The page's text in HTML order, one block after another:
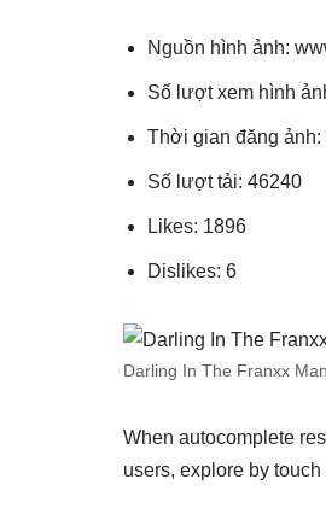
Nguồn hình ảnh:
Số lượt xem hình
Thời gian đăng ảnh:
Số lượt tải: 46240
Likes: 1896
Dislikes: 6
Darling In The Franxx
When autocomplete
users, explore by